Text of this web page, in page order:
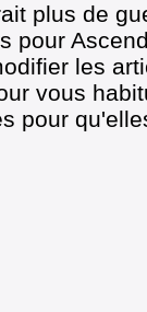
plus de
pour
les
vous
pour